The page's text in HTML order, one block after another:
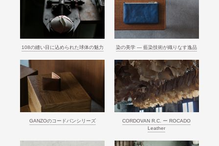
108の縫い目に込められた球体の魅力 染の美学 ― 藍染技術が織りなす逸品
GANZOのコードバンシリーズ
CORDOVAN R.C. ー ROCADO
Leather